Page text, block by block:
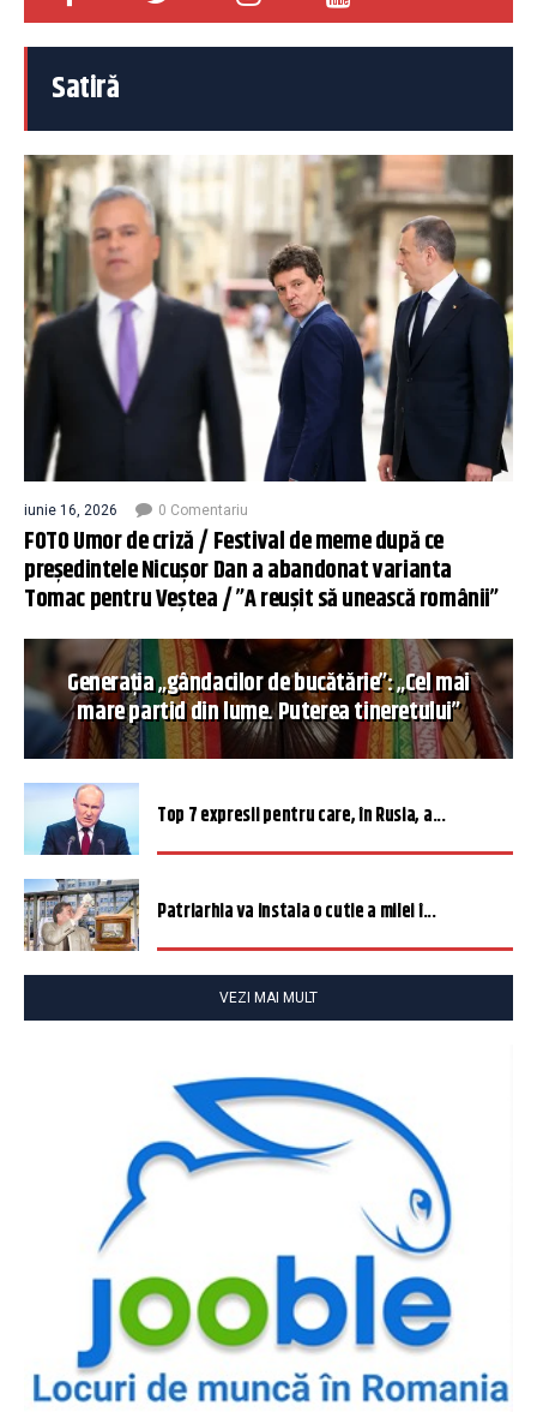
Satiră
iunie 16, 2026 0 Comentariu
FOTO Umor de criză / Festival de meme după ce
președintele Nicușor Dan a abandonat varianta
Tomac pentru Veștea / ”A reușit să unească românii”
Generația „gândacilor de bucătărie”: „Cel mai
mare partid din lume. Puterea tineretului”
Top 7 expresii pentru care, în Rusia, a...
Patriarhia va instala o cutie a milei î...
VEZI MAI MULT